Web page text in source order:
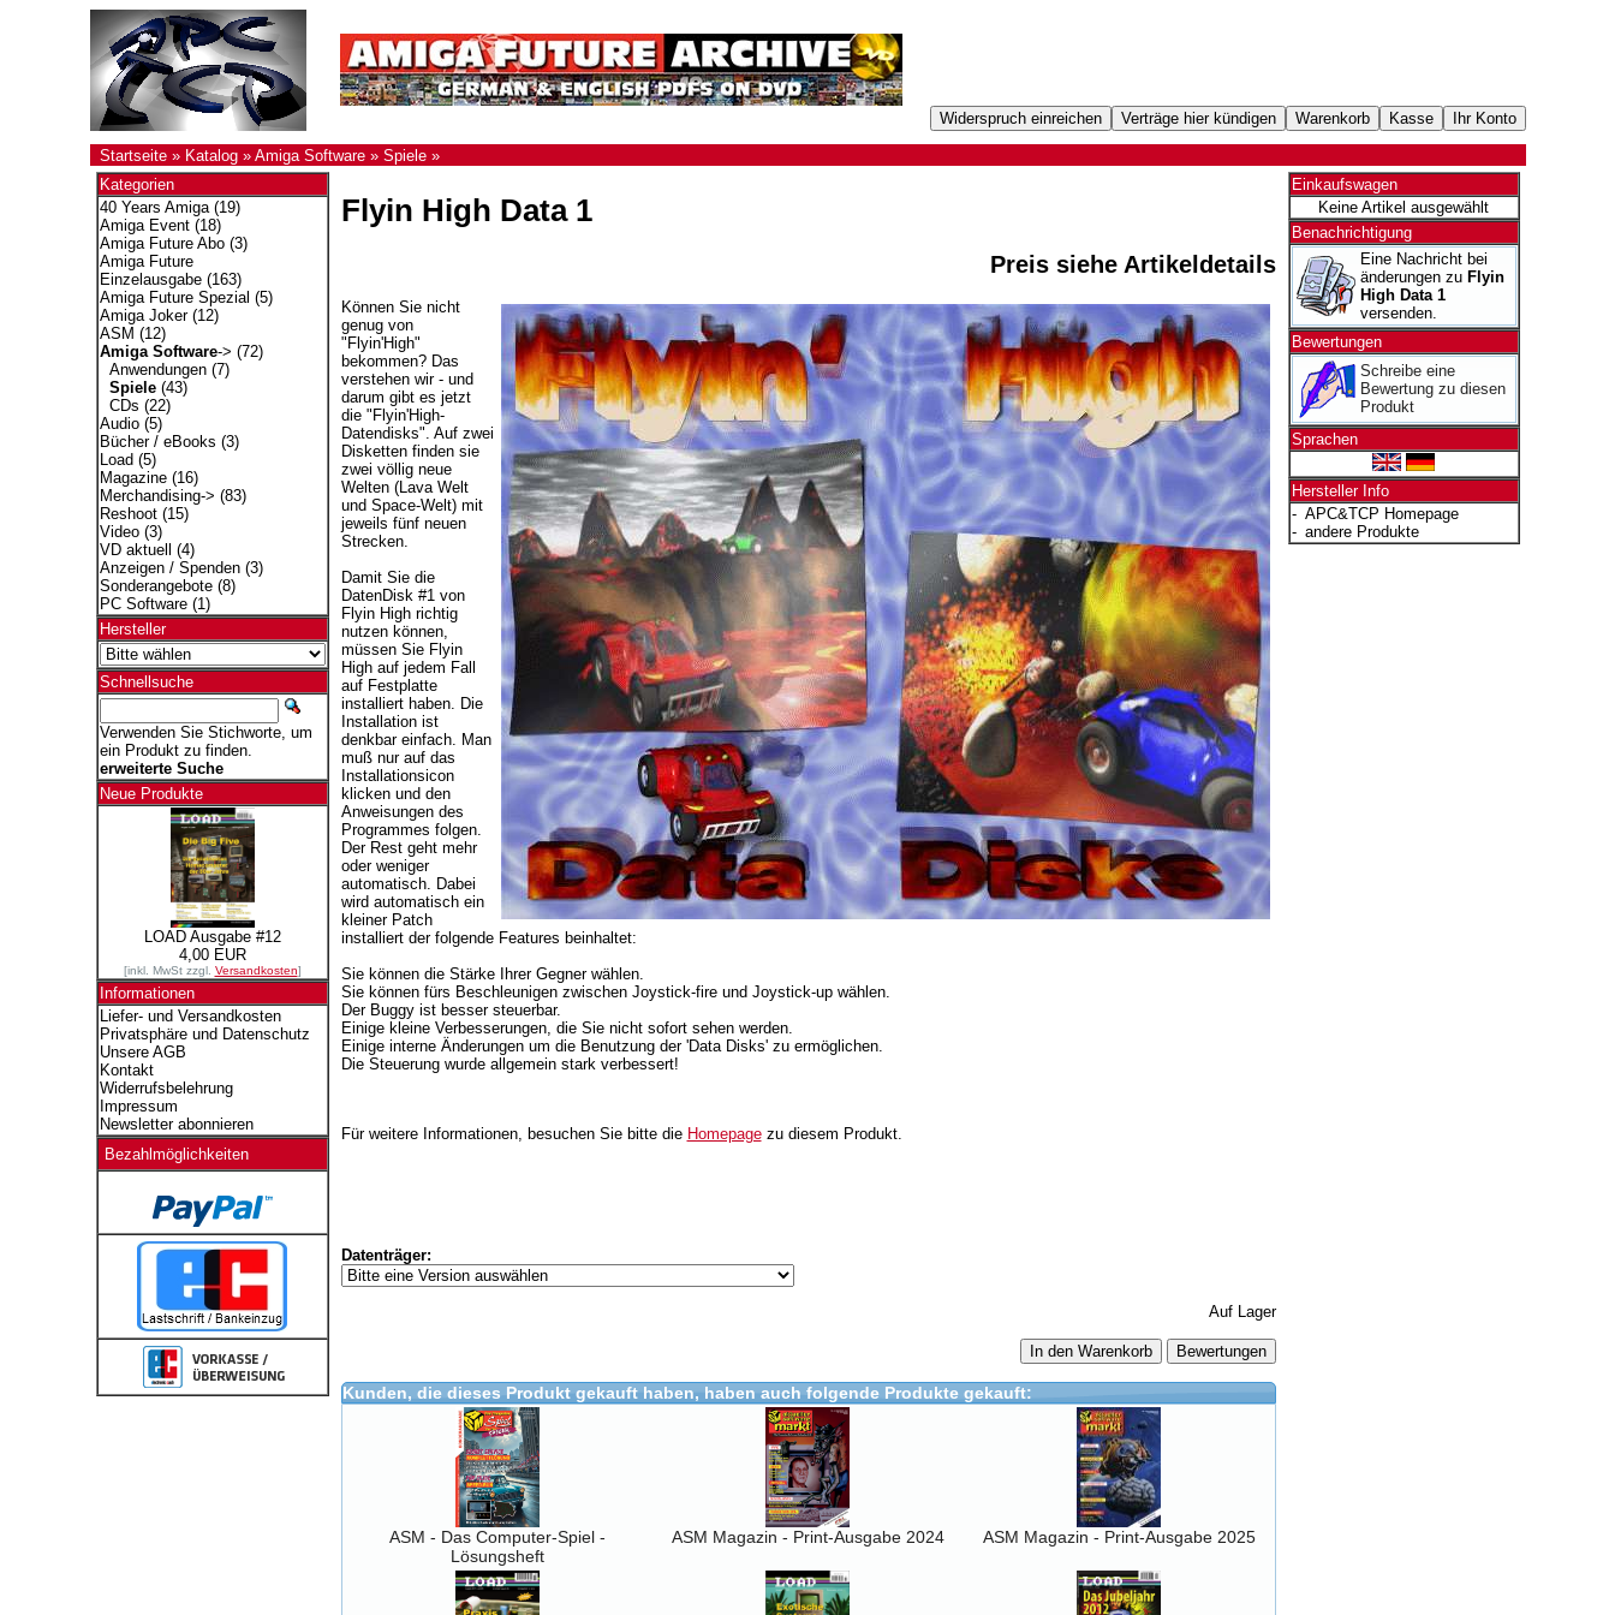
Startseite» Katalog» Amiga Software» Spiele»
Kategorien
40 Years Amiga(19)
Amiga Event(18)
Amiga Future Abo(3)
Amiga Future
Einzelausgabe(163)
Amiga Future Spezial (5)
Amiga Joker(12)
ASM (12)
Amiga Software-> (72)
Anwendungen(7)
Spiele(43)
CDs (22)
Audio(5)
Bücher / eBooks (3)
Load (5)
Magazine(16)
Merchandising-> (83)
Reshoot(15)
Video(3)
VD aktuell
(4)
Anzeigen / Spenden(3)
Sonderangebote(8)
PC Software(1)
Hersteller
Schnellsuche
Verwenden Sie Stichworte, um
ein Produkt zu finden.
erweiterte Suche
Neue Produkte
LOAD Ausgabe #12
4,00 EUR
[inkl. MwSt zzgl. Versandkosten]
Informationen
Liefer- und Versandkosten
Privatsphäre und Datenschutz
Unsere AGB
Kontakt
Widerrufsbelehrung
Impressum
Newsletter abonnieren
Bezahlmöglichkeiten
Flyin High Data 1
Preis siehe Artikeldetails
Können Sie nicht
genug von
"Flyin'High"
bekommen? Das
verstehen wir - und
darum gibt es jetzt
die "Flyin'High-
Datendisks". Auf zwei
Disketten finden sie
zwei völlig neue
Welten (Lava Welt
und Space-Welt) mit
jeweils fünf neuen
Strecken.
Damit Sie die
DatenDisk #1 von
Flyin High richtig
nutzen können,
müssen Sie Flyin
High auf jedem Fall
auf Festplatte
installiert haben. Die
Installation ist
denkbar einfach. Man
muß nur auf das
Installationsicon
klicken und den
Anweisungen des
Programmes folgen.
Der Rest geht mehr
oder weniger
automatisch. Dabei
wird automatisch ein
kleiner Patch
installiert der folgende Features beinhaltet:
Sie können die Stärke Ihrer Gegner wählen.
Sie können fürs Beschleunigen zwischen Joystick-fire und Joystick-up wählen.
Der Buggy ist besser steuerbar.
Einige kleine Verbesserungen, die Sie nicht sofort sehen werden.
Einige interne Änderungen um die Benutzung der 'Data Disks' zu ermöglichen.
Die Steuerung wurde allgemein stark verbessert!
Für weitere Informationen, besuchen Sie bitte die Homepagezu diesem Produkt.
Datenträger:
Auf Lager
In den Warenkorb
Kunden, die dieses Produkt gekauft haben, haben auch folgende Produkte gekauft:
ASM - Das Computer-Spiel -
Lösungsheft
ASM Magazin - Print-Ausgabe 2024 ASM Magazin - Print-Ausgabe 2025
Einkaufswagen
Keine Artikel ausgewählt
Benachrichtigung
Eine Nachricht bei
änderungen zu Flyin
High Data 1
versenden.
Bewertungen
Schreibe eine
Bewertung zu diesen
Produkt
Sprachen
Hersteller Info
- APC&TCP Homepage
- andere Produkte